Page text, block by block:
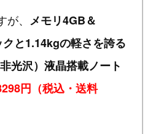
、 メモリ4GB＆
と1.14kgの軽さを誇る
光沢）液晶搭載ノート
円（税込・送料